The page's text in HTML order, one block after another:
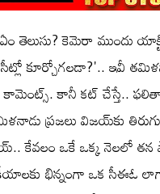
కెమెరా ముందు
కూర్చోగలడా?'.. ఇవీ
కామెంట్స్. కానీ కట్ చేస్తే..
ప్రజలు విజయ్‌కు
కేవలం ఒకే ఒక్క నెలలో
భిన్నంగా ఒక సీఈఓ లాగా